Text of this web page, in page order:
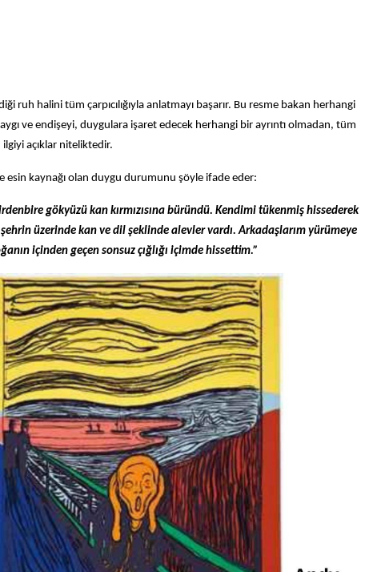
ruh halini tüm çarpıcılığıyla anlatmayı başarır. Bu resme bakan herhangi
ve endişeyi, duygulara işaret edecek herhangi bir ayrıntı olmadan, tüm
ilgiyi açıklar niteliktedir.
esin kaynağı olan duygu durumunu şöyle ifade eder:
gökyüzü kan kırmızısına büründü. Kendimi tükenmiş hissederek
üzerinde kan ve dil şeklinde alevler vardı. Arkadaşlarım yürümeye
içinden geçen sonsuz çığlığı içimde hissettim.”